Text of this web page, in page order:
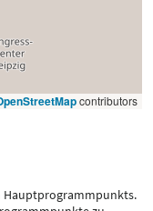
contributors
Hauptprogrammpunkts.